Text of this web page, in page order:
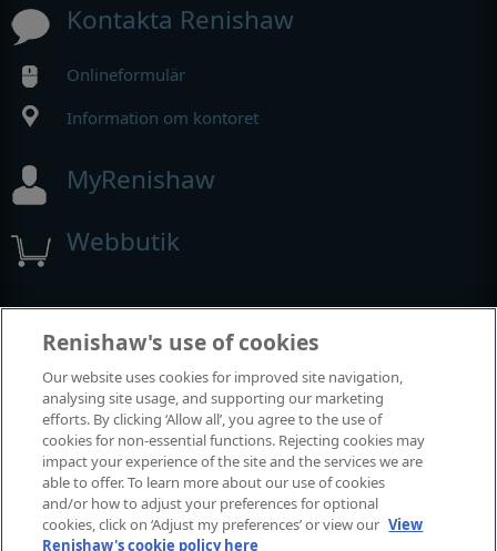
Kontakta Renishaw
Onlineformulär
Information om kontoret
MyRenishaw
Webbutik
Utställningar och konferenser
Tillställningar där vi deltar
Renishaw's use of cookies
Our website uses cookies for improved site navigation,
analysing site usage, and supporting our marketing
efforts. By clicking ‘Allow all’, you agree to the use of
cookies for non-essential functions. Rejecting cookies may
impact your experience of the site and the services we are
able to offer. To learn more about our use of cookies
and/or how to adjust your preferences for optional
cookies, click on ‘Adjust my preferences’ or view our View
Renishaw's cookie policy here